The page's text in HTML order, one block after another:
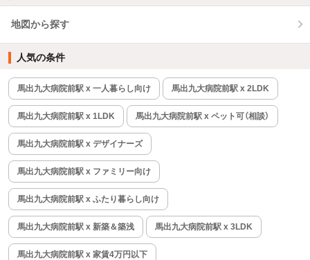
地図から探す
人気の条件
馬出九大病院前駅 x 一人暮らし向け 馬出九大病院前駅 x 2LDK
馬出九大病院前駅 x 1LDK 馬出九大病院前駅 x ペット可（相談）
馬出九大病院前駅 x デザイナーズ
馬出九大病院前駅 x ファミリー向け
馬出九大病院前駅 x ふたり暮らし向け
馬出九大病院前駅 x 新築＆築浅 馬出九大病院前駅 x 3LDK
馬出九大病院前駅 x 家賃4万円以下